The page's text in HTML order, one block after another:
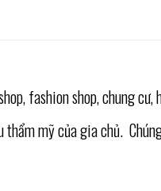
fashion shop, chung
mỹ của gia chủ.